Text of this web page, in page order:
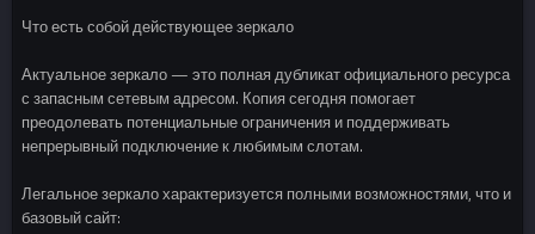
Что есть собой действующее зеркало
Актуальное зеркало — это полная дубликат официального ресурса
с запасным сетевым адресом. Копия сегодня помогает
преодолевать потенциальные ограничения и поддерживать
непрерывный подключение к любимым слотам.
Легальное зеркало характеризуется полными возможностями, что и
базовый сайт: